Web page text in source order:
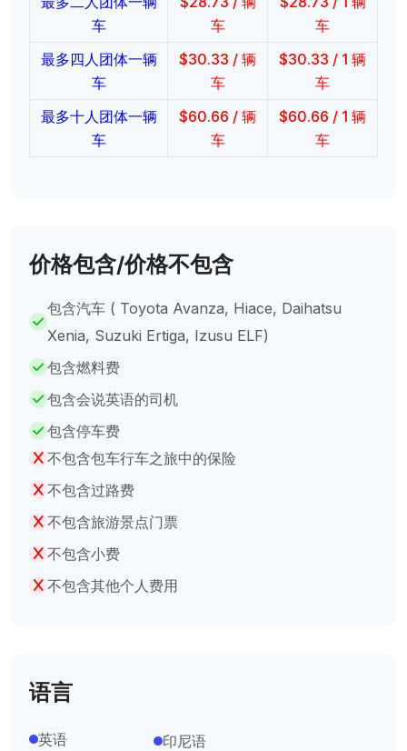
车
车
车
最多四人团体一辆
车
$30.33 / 辆
车
$30.33 / 1 辆
车
最多十人团体一辆
车
$60.66 / 辆
车
$60.66 / 1 辆
车
价格包含/价格不包含
包含汽车 ( Toyota Avanza, Hiace, Daihatsu
Xenia, Suzuki Ertiga, Izusu ELF)
包含燃料费
包含会说英语的司机
包含停车费
不包含包车行车之旅中的保险
不包含过路费
不包含旅游景点门票
不包含小费
不包含其他个人费用
语言
英语 印尼语